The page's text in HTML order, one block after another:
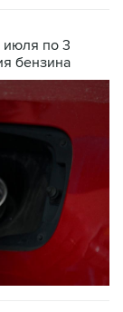
июля по 3
бензина